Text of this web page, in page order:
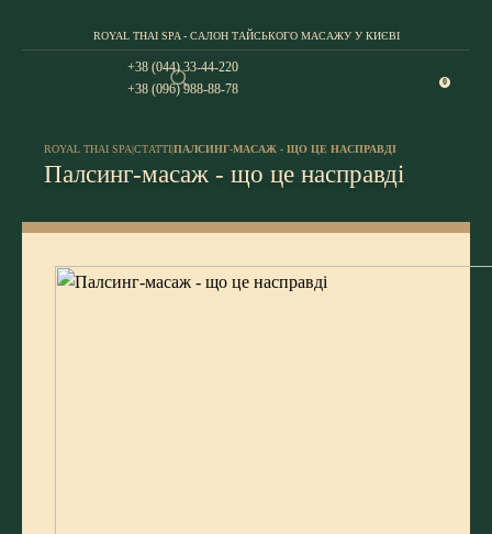
ROYAL THAI SPA - САЛОН ТАЙСЬКОГО МАСАЖУ У КИЄВІ
+38 (044) 33-44-220
+38 (096) 988-88-78
0
ROYAL THAI SPA|СТАТТІ|ПАЛСИНГ-МАСАЖ - ЩО ЦЕ НАСПРАВДІ
Палсинг-масаж - що це насправді